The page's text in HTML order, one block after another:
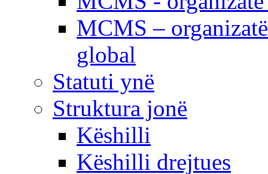
MCMS –
global
Statuti ynë
Struktura jonë
Këshilli
Këshilli drejtues